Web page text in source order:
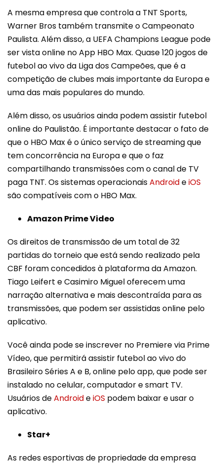
A mesma empresa que controla a TNT Sports,
Warner Bros também transmite o Campeonato
Paulista. Além disso, a UEFA Champions League pode
ser vista online no App HBO Max. Quase 120 jogos de
futebol ao vivo da Liga dos Campeões, que é a
competição de clubes mais importante da Europa e
uma das mais populares do mundo.
Além disso, os usuários ainda podem assistir futebol
online do Paulistão. É importante destacar o fato de
que o HBO Max é o único serviço de streaming que
tem concorrência na Europa e que o faz
compartilhando transmissões com o canal de TV
paga TNT. Os sistemas operacionaisAndroideiOS
são compatíveis com o HBO Max.
Amazon Prime Video
Os direitos de transmissão de um total de 32
partidas do torneio que está sendo realizado pela
CBF foram concedidos à plataforma da Amazon.
Tiago Leifert e Casimiro Miguel oferecem uma
narração alternativa e mais descontraída para as
transmissões, que podem ser assistidas online pelo
aplicativo.
Você ainda pode se inscrever no Premiere via Prime
Vídeo, que permitirá assistir futebol ao vivo do
Brasileiro Séries A e B, online pelo app, que pode ser
instalado no celular, computador e smart TV.
Usuários deAndroideiOS podem baixar e usar o
aplicativo.
Star+
As redes esportivas de propriedade da empresa